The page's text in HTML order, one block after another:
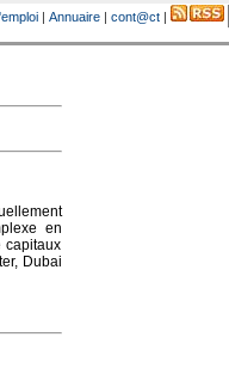
| Annuaire | cont@ct |
en
capitaux
Dubai